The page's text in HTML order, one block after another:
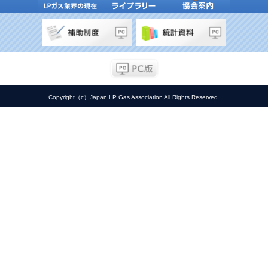
Copyright（c）Japan LP Gas Association All Rights Reserved.